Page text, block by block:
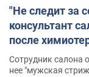
"Не следит за
консультант
после
Сотрудник салона
нее "мужская